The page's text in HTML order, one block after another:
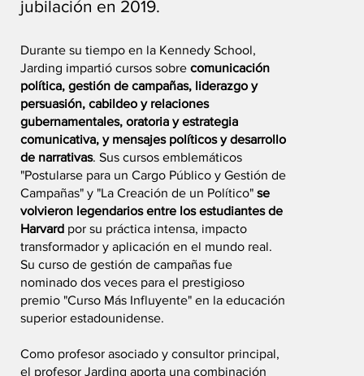
jubilación en 2019.
Durante su tiempo en la Kennedy School,
Jarding impartió cursos sobrecomunicación
política, gestión de campañas, liderazgo y
persuasión, cabildeo y relaciones
gubernamentales, oratoria y estrategia
comunicativa, y mensajes políticos y desarrollo
de narrativas. Sus cursos emblemáticos
"Postularse para un Cargo Público y Gestión de
Campañas" y "La Creación de un Político"se
volvieron legendarios entre los estudiantes de
Harvard por su práctica intensa, impacto
transformador y aplicación en el mundo real.
Su curso de gestión de campañas fue
nominado dos veces para el prestigioso
premio "Curso Más Influyente" en la educación
superior estadounidense.
Como profesor asociado y consultor principal,
el profesor Jarding aporta una combinación